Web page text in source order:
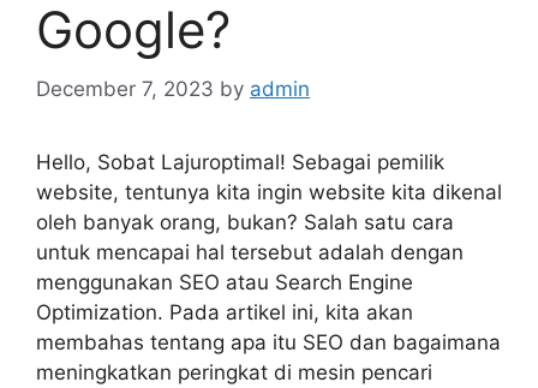
Google?
December 7, 2023 by admin
Hello, Sobat Lajuroptimal! Sebagai pemilik
website, tentunya kita ingin website kita dikenal
oleh banyak orang, bukan? Salah satu cara
untuk mencapai hal tersebut adalah dengan
menggunakan SEO atau Search Engine
Optimization. Pada artikel ini, kita akan
membahas tentang apa itu SEO dan bagaimana
meningkatkan peringkat di mesin pencari